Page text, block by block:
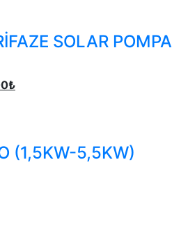
SOLAR POMPA
₺
(1,5KW-5,5KW)